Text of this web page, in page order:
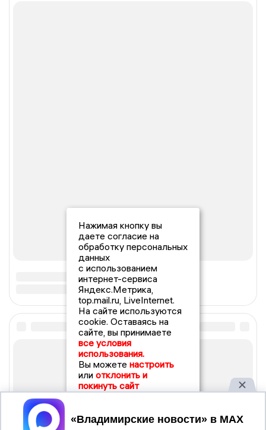
Нажимая кнопку вы
даете согласие на
обработку персональных
данных
с использованием
интернет-сервиса
Яндекс.Метрика,
top.mail.ru, LiveInternet.
На сайте используются
cookie. Оставаясь на
сайте, вы принимаете
все условия
использования.
Вы можете настроить
или отклонить и
покинуть сайт
Принять